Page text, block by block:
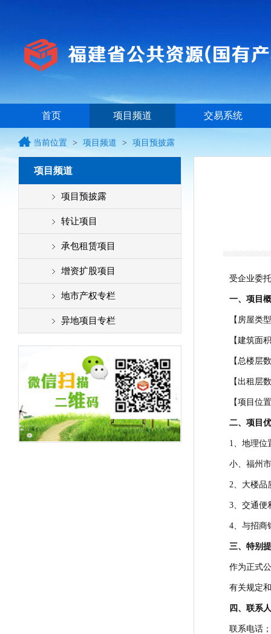
首页 项目频道 交易系统
当前位置 > 项目频道 > 项目预披露
项目频道
项目预披露
转让项目
承包租赁项目
增资扩股项目
地市产权专栏
异地项目专栏
受企业委
一、项目
【房屋类
【建筑面
【总楼层
【出租层
【项目位
二、项目
1、地理位
小、福州
2、大楼品
3、交通便
4、与招商
三、 特别
作为正式
有关规定
四、 联系人
联系电话；